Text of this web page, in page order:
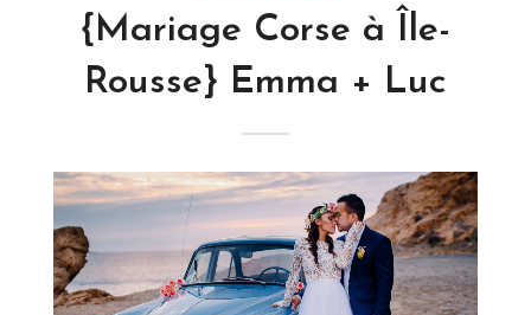
{Mariage Corse à Île-
Rousse} Emma + Luc